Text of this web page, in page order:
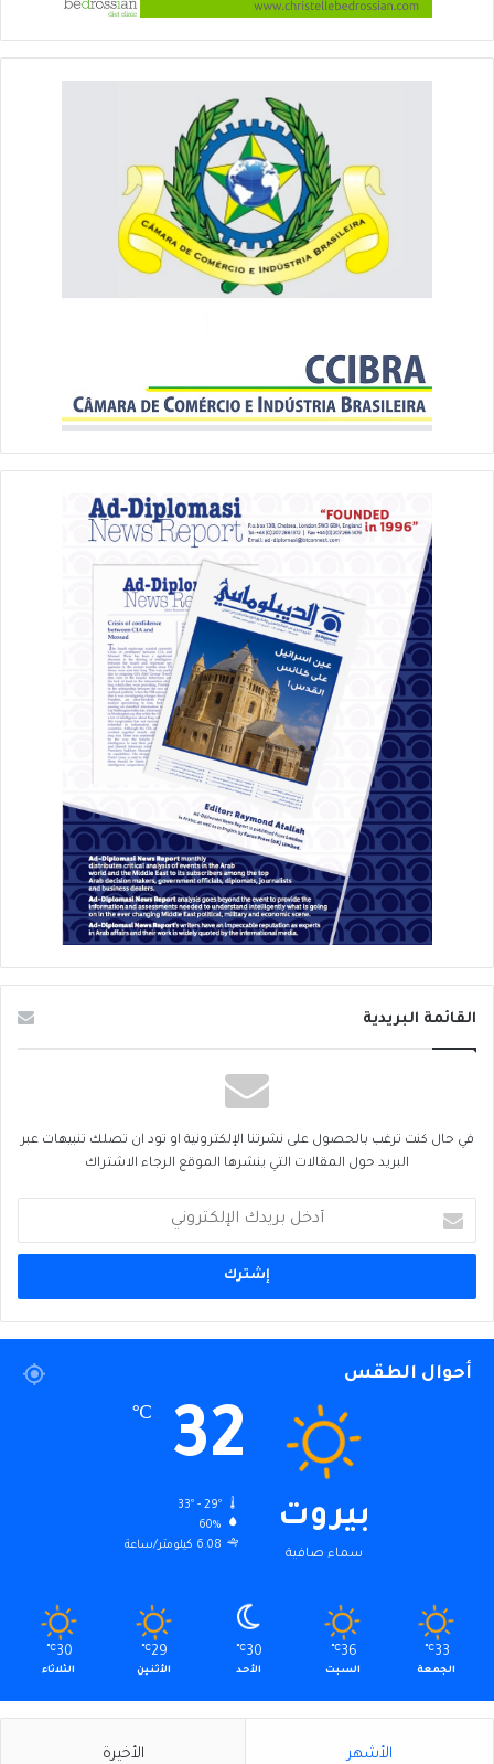
القائمة البريدية
في حال كنت ترغب بالحصول على نشرتنا الإلكترونية او تود ان تصلك تنبيهات عبر
البريد حول المقالات التي ينشرها الموقع الرجاء الاشتراك
بريدك
الإلكتروني
أحوال الطقس
بيروت
سماء صافية
32
℃
33º - 29º
60%
6.08 كيلومتر/ساعة
33
℃
الجمعة
36
℃
السبت
30
℃
الأحد
29
℃
الأثنين
30
℃
الثلاثاء
الأشهر الأخيرة